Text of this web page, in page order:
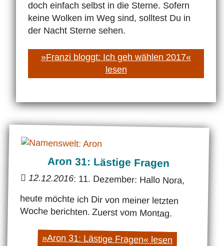
doch einfach selbst in die Sterne. Sofern
keine Wolken im Weg sind, solltest Du in
der Nacht Sterne sehen.
»Franzi bloggt: Ich geh wählen 2017«
lesen
Aron 31: Lästige Fragen
12.12.2016: 11. Dezember: Hallo Nora,
heute möchte ich Dir von meiner letzten
Woche berichten. Zuerst vom Montag.
»Aron 31: Lästige Fragen« lesen